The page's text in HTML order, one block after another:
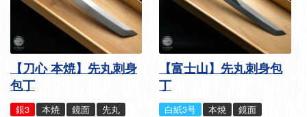
【刀心 本焼】先丸刺身
包丁
銀3 本焼 鏡面 先丸
【富士山】先丸刺身包
丁
白紙3号 本焼
鏡面